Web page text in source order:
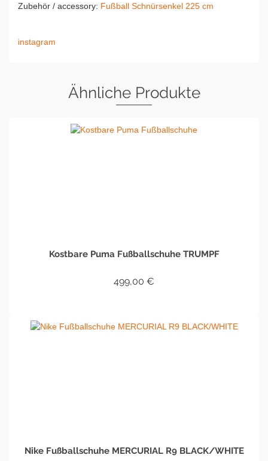
Zubehör / accessory: Fußball Schnürsenkel 225 cm
instagram
Ähnliche Produkte
Kostbare Puma Fußballschuhe TRUMPF
499,00 €
Nike Fußballschuhe MERCURIAL R9 BLACK/WHITE